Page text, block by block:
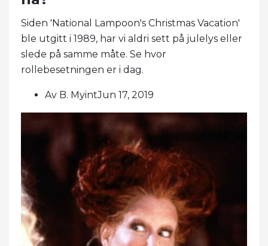
Siden 'National Lampoon's Christmas Vacation'
ble utgitt i 1989, har vi aldri sett på julelys eller
slede på samme måte. Se hvor
rollebesetningen er i dag.
Av B. MyintJun 17, 2019